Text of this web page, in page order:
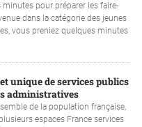
pour préparer les faire-
dans la catégorie des jeunes
vous preniez quelques minutes
unique de services publics
administratives
de la population française,
espaces France services